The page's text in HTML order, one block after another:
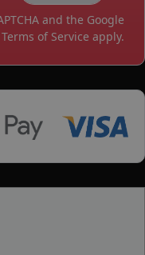
and the Google
Terms of Service apply.